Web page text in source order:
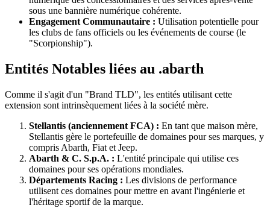
sous une bannière numérique cohérente.
Engagement Communautaire : Utilisation potentielle pour
les clubs de fans officiels ou les événements de course (le
"Scorpionship").
Entités Notables liées au .abarth
Comme il s'agit d'un "Brand TLD", les entités utilisant cette
extension sont intrinsèquement liées à la société mère.
Stellantis (anciennement FCA) : En tant que maison mère,
Stellantis gère le portefeuille de domaines pour ses marques, y
compris Abarth, Fiat et Jeep.
Abarth & C. S.p.A. : L'entité principale qui utilise ces
domaines pour ses opérations mondiales.
Départements Racing : Les divisions de performance
utilisent ces domaines pour mettre en avant l'ingénierie et
l'héritage sportif de la marque.